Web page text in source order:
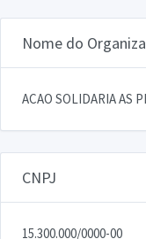
Nome do
ACAO SOLIDARIA AS
CNPJ
15.300.000/0000-00